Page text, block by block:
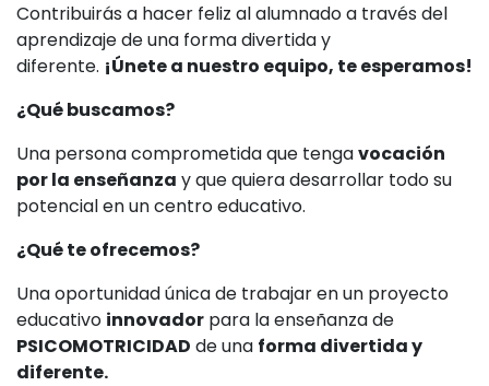
Contribuirás a hacer feliz al alumnado a través del
aprendizaje de una forma divertida y
diferente. ¡Únete a nuestro equipo, te esperamos!
¿Qué buscamos?
Una persona comprometida que tengavocación
por la enseñanza y que quiera desarrollar todo su
potencial en un centro educativo.
¿Qué te ofrecemos?
Una oportunidad única de trabajar en un proyecto
educativo innovador para la enseñanza de
PSICOMOTRICIDAD de una forma divertida y
diferente.